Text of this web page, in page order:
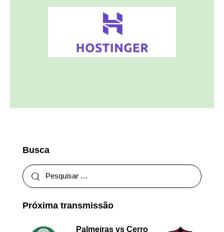
Busca
Próxima transmissão
Palmeiras vs Cerro